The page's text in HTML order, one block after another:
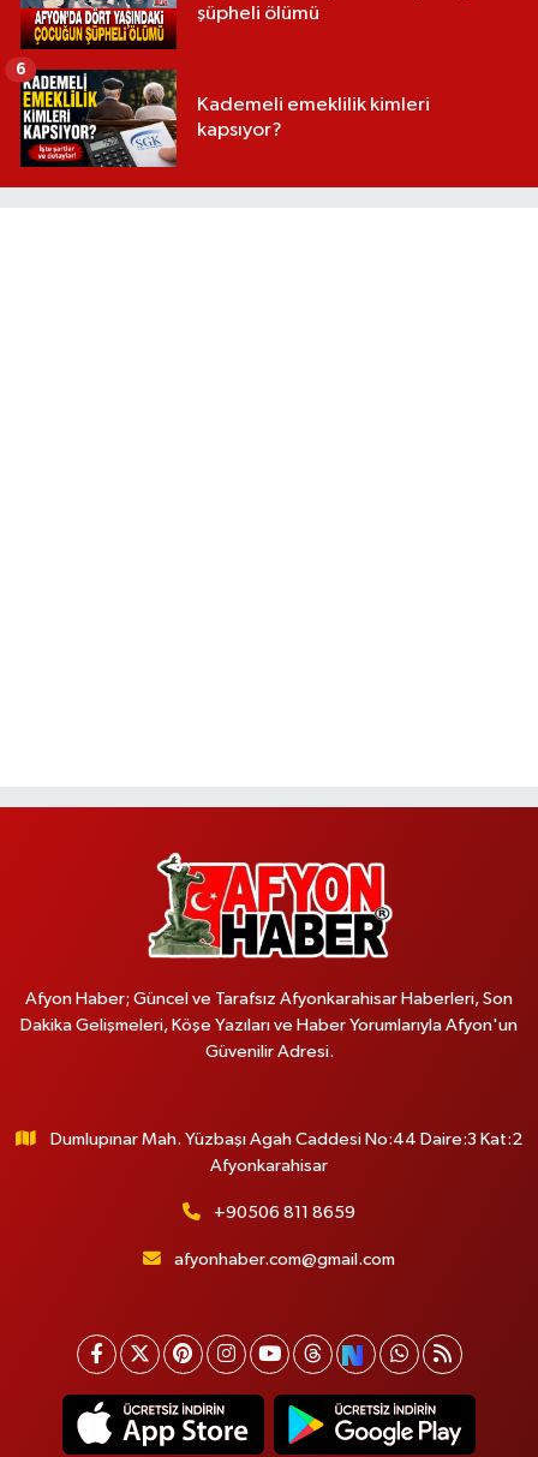
şüpheli ölümü
Kademeli emeklilik kimleri
kapsıyor?
6
Afyon Haber; Güncel ve Tarafsız Afyonkarahisar Haberleri, Son
Dakika Gelişmeleri, Köşe Yazıları ve Haber Yorumlarıyla Afyon'un
Güvenilir Adresi.
Dumlupınar Mah. Yüzbaşı Agah Caddesi No:44 Daire:3 Kat:2
Afyonkarahisar
+90506 811 8659
afyonhaber.com@gmail.com